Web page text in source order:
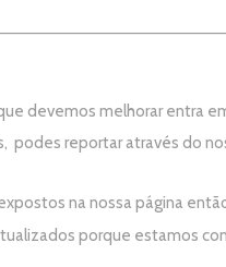
devemos melhorar entra
podes reportar através do
na nossa página
porque estamos